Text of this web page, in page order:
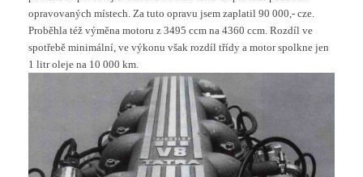
opravovaných místech. Za tuto opravu jsem zaplatil 90 000,- cze.
Proběhla též výměna motoru z 3495 ccm na 4360 ccm. Rozdíl ve
spotřebě minimální, ve výkonu však rozdíl třídy a motor spolkne jen
1 litr oleje na 10 000 km.